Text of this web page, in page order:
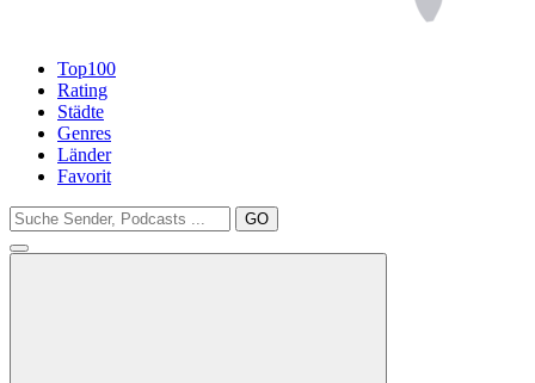
Top100
Rating
Städte
Genres
Länder
Favorit
GO